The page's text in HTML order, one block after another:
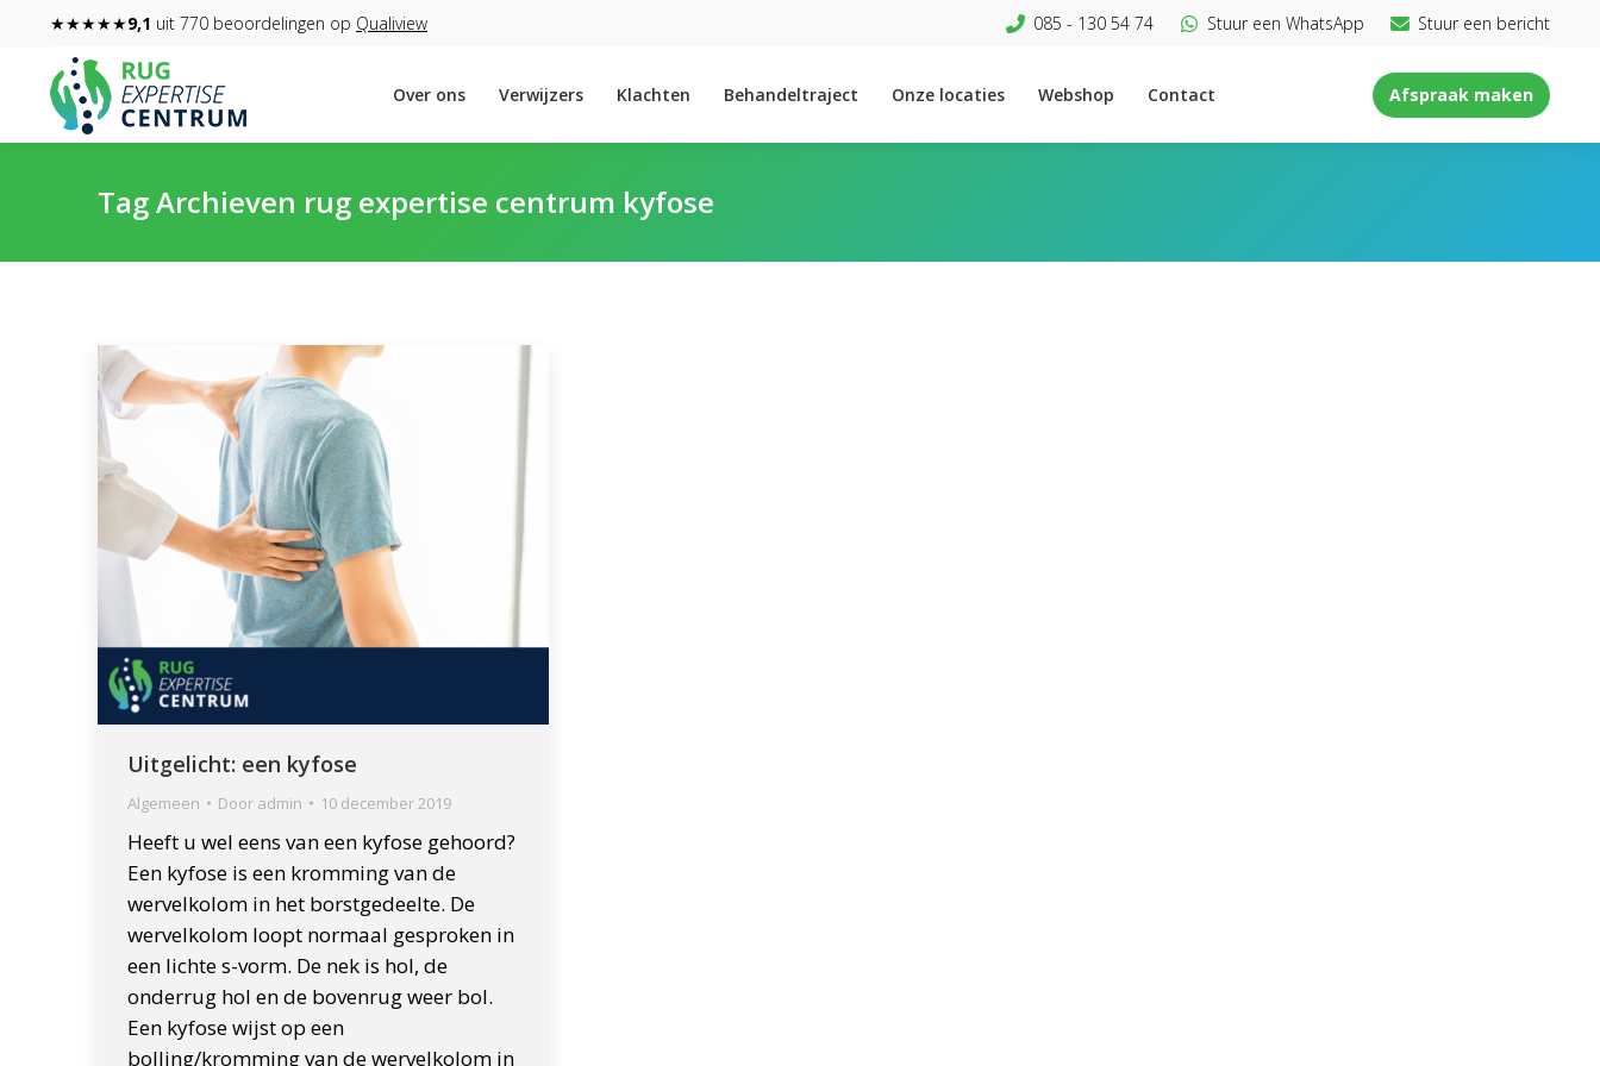
★★★★★9,1 uit 770 beoordelingen op Qualiview 085 - 130 54 74 Stuur een WhatsApp Stuur een bericht
Over ons Verwijzers Klachten Behandeltraject Onze locaties Webshop Contact Afspraak maken
Tag Archieven rug expertise centrum kyfose
Uitgelicht: een kyfose
Algemeen Door admin 10 december 2019
Heeft u wel eens van een kyfose gehoord?
Een kyfose is een kromming van de
wervelkolom in het borstgedeelte. De
wervelkolom loopt normaal gesproken in
een lichte s-vorm. De nek is hol, de
onderrug hol en de bovenrug weer bol.
Een kyfose wijst op een
bolling/kromming van de wervelkolom in